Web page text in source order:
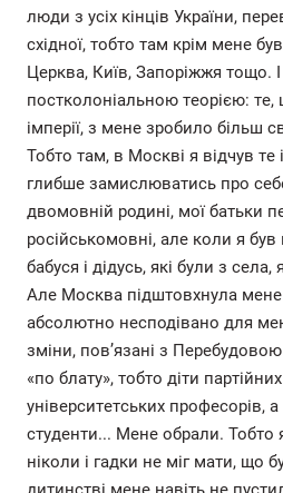
люди з усіх кінців України,
східної, тобто там крім мене
Церква, Київ, Запоріжжя тощо.
постколоніальною теорією:
імперії, з мене зробило більш
Тобто там, в Москві я відчув те
глибше замислюватись про
двомовній родині, мої батьки
російськомовні, але коли я
бабуся і дідусь, які були з села,
Але Москва підштовхнула мене
абсолютно несподівано для
зміни, пов’язані з
«по блату», тобто діти
університетських професорів,
студенти... Мене обрали. Тобто
ніколи і гадки не міг мати, що